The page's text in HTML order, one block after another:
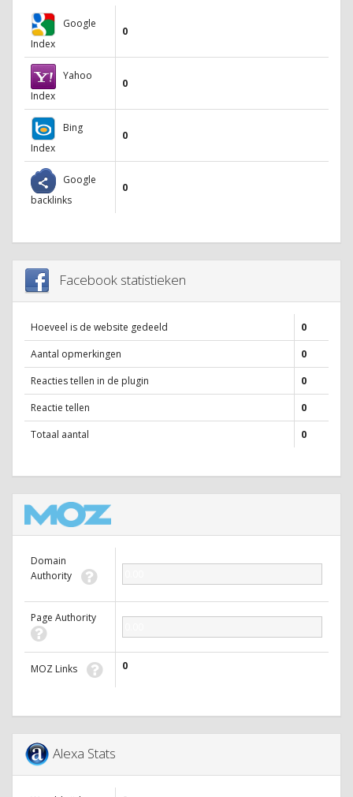
Google
Index
0
Yahoo
Index
0
Bing
Index
0
Google
backlinks
0
Facebook statistieken
Hoeveel is de website gedeeld
0
Aantal opmerkingen
0
Reacties tellen in de plugin
0
Reactie tellen
0
Totaal aantal
0
Domain
Authority
Page Authority
MOZ Links 0
Alexa Stats